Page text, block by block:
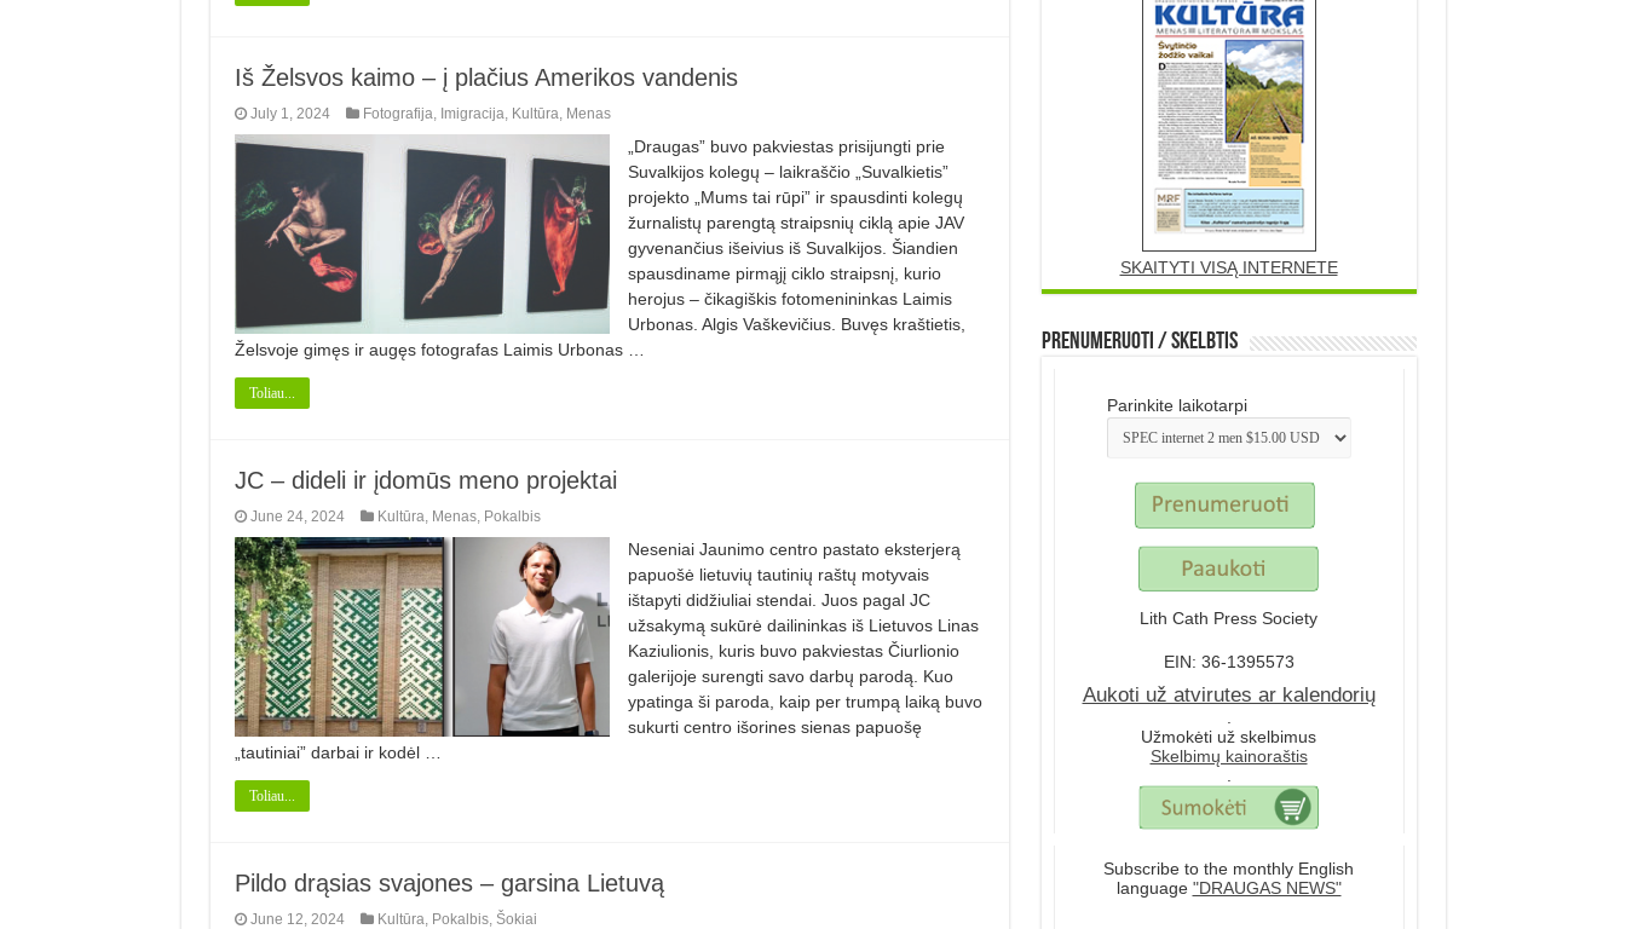
Iš Želsvos kaimo – į plačius Amerikos vandenis
July 1, 2024 Fotografija Imigracija Kultūra Menas
„Draugas” buvo pakviestas prisijungti prie
Suvalkijos kolegų – laikraščio „Suvalkietis”
projekto „Mums tai rūpi” ir spausdinti kolegų
žurnalistų parengtą straipsnių ciklą apie JAV
gyvenančius išeivius iš Suvalkijos. Šiandien
spausdiname pirmąjį ciklo straipsnį, kurio
herojus – čikagiškis fotomenininkas Laimis
Urbonas. Algis Vaškevičius. Buvęs kraštietis,
Želsvoje gimęs ir augęs fotografas Laimis Urbonas …
Toliau...
JC – dideli ir įdomūs meno projektai
June 24, 2024 Kultūra Menas, Pokalbis
Neseniai Jaunimo centro pastato eksterjerą
papuošė lietuvių tautinių raštų motyvais
ištapyti didžiuliai stendai. Juos pagal JC
užsakymą sukūrė dailininkas iš Lietuvos Linas
Kaziulionis, kuris buvo pakviestas Čiurlionio
galerijoje surengti savo darbų parodą. Kuo
ypatinga ši paroda, kaip per trumpą laiką buvo
sukurti centro išorines sienas papuošę
„tautiniai” darbai ir kodėl …
Toliau...
Pildo drąsias svajones – garsina Lietuvą
June 12, 2024 Kultūra Pokalbis, Šokiai
SKAITYTI VISĄ INTERNETE
Prenumeruoti / Skelbtis
Parinkite laikotarpi
Lith Cath Press Society
EIN: 36-1395573
Aukoti už atvirutes ar kalendorių
.
Užmokėti už skelbimus
Skelbimų kainoraštis
.
Subscribe to the monthly English
language "DRAUGAS NEWS"